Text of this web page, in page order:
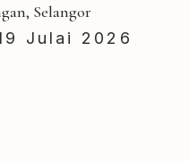
Selangor
Julai 2026